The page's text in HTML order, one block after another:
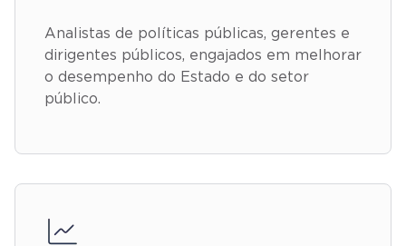
Analistas de políticas públicas, gerentes e
dirigentes públicos, engajados em melhorar
o desempenho do Estado e do setor
público.